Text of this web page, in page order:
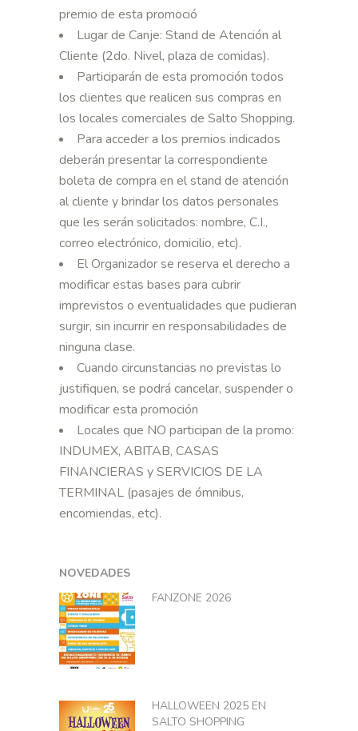
premio de esta promoció
Lugar de Canje: Stand de Atención al
Cliente (2do. Nivel, plaza de comidas).
Participarán de esta promoción todos
los clientes que realicen sus compras en
los locales comerciales de Salto Shopping.
Para acceder a los premios indicados
deberán presentar la correspondiente
boleta de compra en el stand de atención
al cliente y brindar los datos personales
que les serán solicitados: nombre, C.I.,
correo electrónico, domicilio, etc).
El Organizador se reserva el derecho a
modificar estas bases para cubrir
imprevistos o eventualidades que pudieran
surgir, sin incurrir en responsabilidades de
ninguna clase.
Cuando circunstancias no previstas lo
justifiquen, se podrá cancelar, suspender o
modificar esta promoción
Locales que NO participan de la promo:
INDUMEX, ABITAB, CASAS
FINANCIERAS y SERVICIOS DE LA
TERMINAL (pasajes de ómnibus,
encomiendas, etc).
NOVEDADES
FANZONE 2026
HALLOWEEN 2025 EN
SALTO SHOPPING